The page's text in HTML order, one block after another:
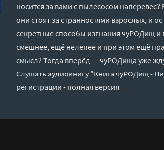
носится за вами с пылесосом
они стоят за странностями взрослых, и
секретные способы изгнания чуРОДищ
смешнее, ещё нелепее и при этом ещё
смысл? Тогда вперёд — чуРОДища уже
Слушать аудиокнигу "Книга чуРОДищ -
регистрации - полная версия